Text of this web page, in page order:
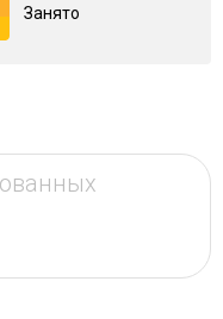
Занято